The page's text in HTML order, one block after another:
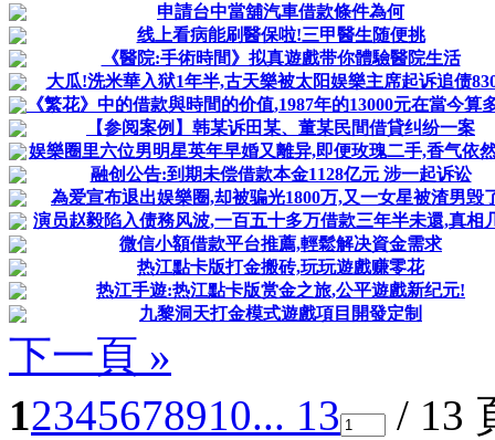
申請台中當舖汽車借款條件為何
线上看病能刷醫保啦!三甲醫生随便挑
《醫院:手術時間》拟真遊戲带你體驗醫院生活
大瓜!洗米華入狱1年半,古天樂被太阳娱樂主席起诉追债
《繁花》中的借款與時間的价值,1987年的13000元在當今算
【参阅案例】韩某诉田某、董某民間借貸纠纷一案
娱樂圈里六位男明星英年早婚又離异,即便玫瑰二手,香气依
融创公告:到期未偿借款本金1128亿元 涉一起诉讼
為爱宣布退出娱樂圈,却被骗光1800万,又一女星被渣男毁
演员赵毅陷入债務风波,一百五十多万借款三年半未還,真相
微信小額借款平台推薦,輕鬆解决資金需求
热江點卡版打金搬砖,玩玩遊戲赚零花
热江手遊:热江點卡版赏金之旅,公平遊戲新纪元!
九黎洞天打金模式遊戲項目開發定制
下一頁 »
12345678910... 13 / 13